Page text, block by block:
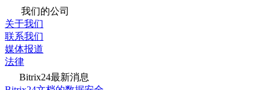
我们的公司
关于我们
联系我们
媒体报道
法律
Bitrix24最新消息